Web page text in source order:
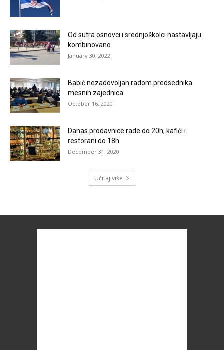
Od sutra osnovci i srednjoškolci nastavljaju
kombinovano
January 30, 2022
Babić nezadovoljan radom predsednika
mesnih zajednica
October 16, 2020
Danas prodavnice rade do 20h, kafići i
restorani do 18h
December 31, 2020
Učitaj više